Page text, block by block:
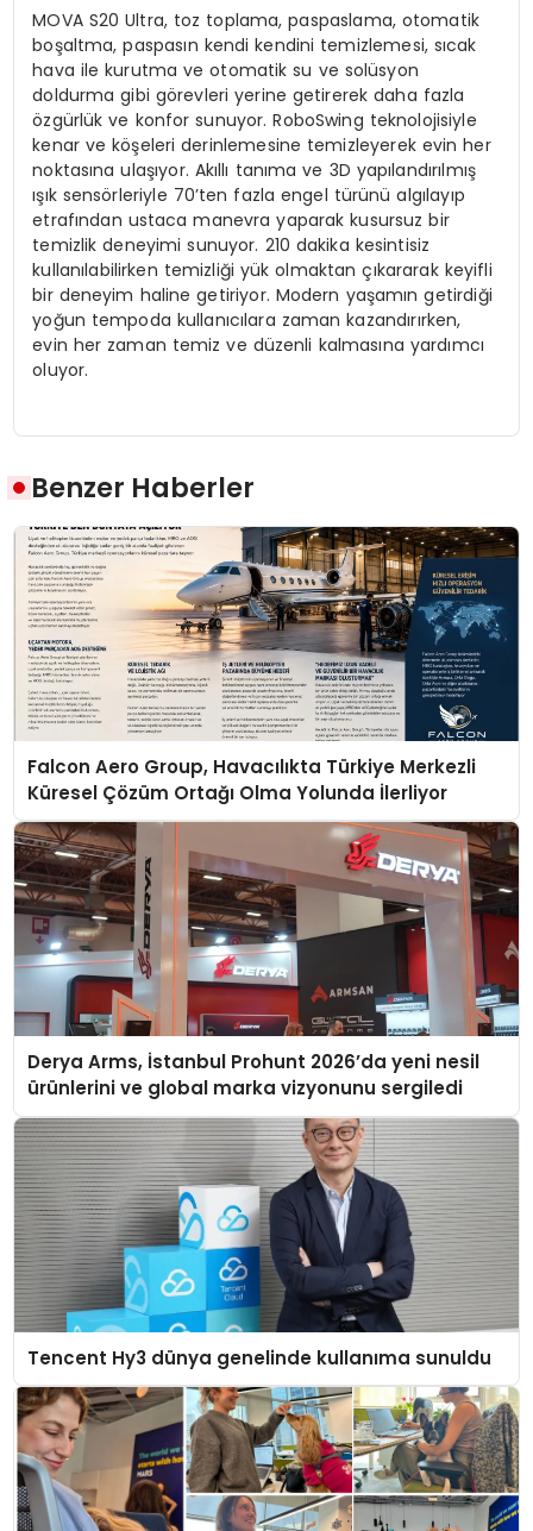
MOVA S20 Ultra, toz toplama, paspaslama, otomatik
boşaltma, paspasın kendi kendini temizlemesi, sıcak
hava ile kurutma ve otomatik su ve solüsyon
doldurma gibi görevleri yerine getirerek daha fazla
özgürlük ve konfor sunuyor. RoboSwing teknolojisiyle
kenar ve köşeleri derinlemesine temizleyerek evin her
noktasına ulaşıyor. Akıllı tanıma ve 3D yapılandırılmış
ışık sensörleriyle 70’ten fazla engel türünü algılayıp
etrafından ustaca manevra yaparak kusursuz bir
temizlik deneyimi sunuyor. 210 dakika kesintisiz
kullanılabilirken temizliği yük olmaktan çıkararak keyifli
bir deneyim haline getiriyor. Modern yaşamın getirdiği
yoğun tempoda kullanıcılara zaman kazandırırken,
evin her zaman temiz ve düzenli kalmasına yardımcı
oluyor.
Benzer Haberler
Falcon Aero Group, Havacılıkta Türkiye Merkezli
Küresel Çözüm Ortağı Olma Yolunda İlerliyor
Derya Arms, İstanbul Prohunt 2026’da yeni nesil
ürünlerini ve global marka vizyonunu sergiledi
Tencent Hy3 dünya genelinde kullanıma sunuldu